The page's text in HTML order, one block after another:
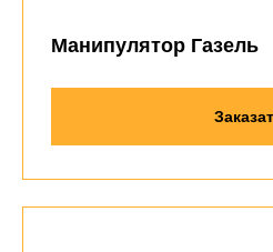
Манипулятор Газель